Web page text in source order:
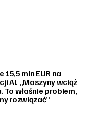
15,5 mln EUR na
AI. „Maszyny wciąż
To właśnie problem,
rozwiązać”